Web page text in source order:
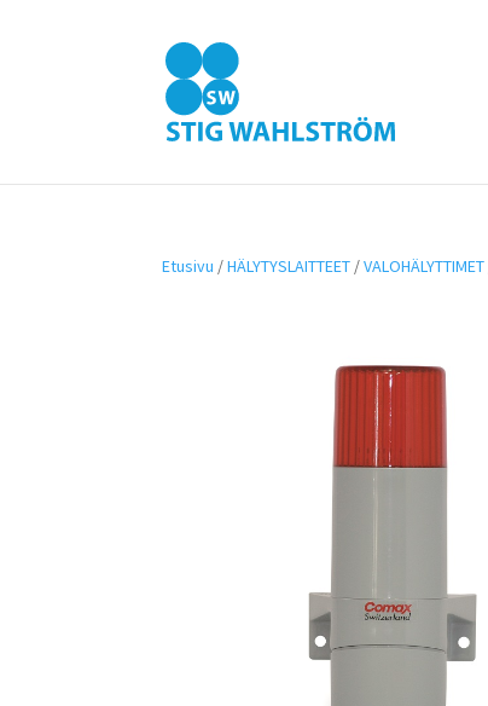
Etusivu /HÄLYTYSLAITTEET /VALOHÄLYTTIMET